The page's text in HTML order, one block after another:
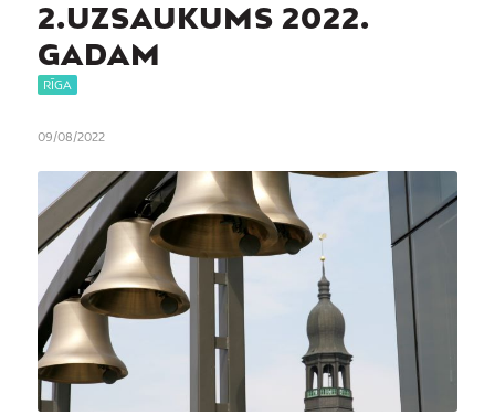
2.UZSAUKUMS 2022.
GADAM
RĪGA
09/08/2022